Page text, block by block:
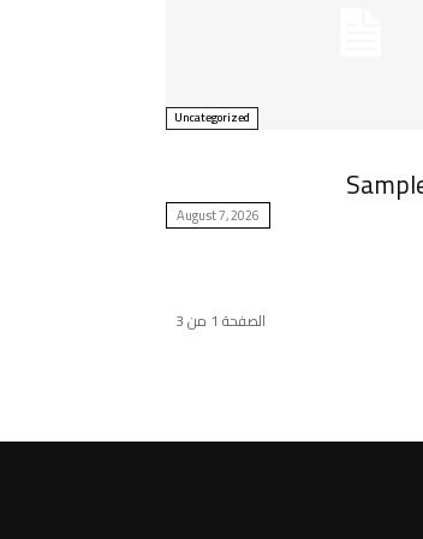
Uncategorized
August 7, 2026
الصفحة 1 من 3